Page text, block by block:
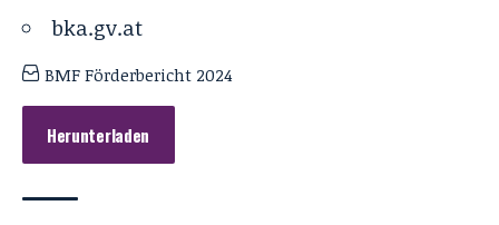
bka.gv.at
BMF Förderbericht 2024
Herunterladen